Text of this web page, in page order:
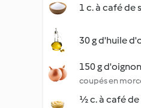
1 c. à café de
30 g d'huile
150 g
coupés en
½ c. à café